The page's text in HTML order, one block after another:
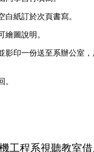
紙訂於次頁書寫。
繪圖說明。
影印一份送至系辦公室
。
工程系視聽教室